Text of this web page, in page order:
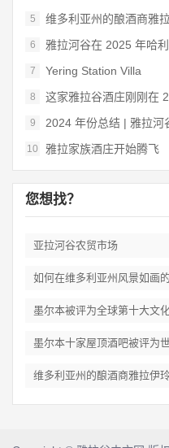
5 维多利亚州的酿酒商雅
6 雅拉河谷在 2025 年哈
7 Yering Station Villa
8 这家雅拉谷酒庄刚刚在
9 2024 年份总结 | 雅拉河
10 雅拉家族酒庄开始腾飞
您想找？
亚拉河谷农贸市场
如何在维多利亚州风景如画
墨尔本被评为全球第十大文
墨尔本十家屋顶酒吧被评为
维多利亚州的酿酒商雅拉伊